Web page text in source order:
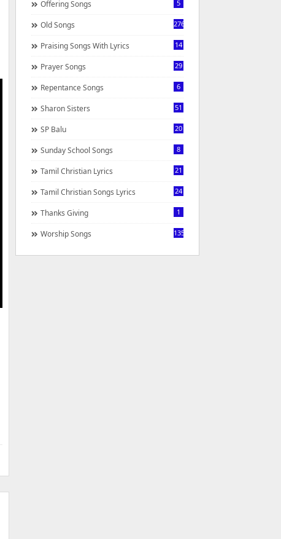
Offering Songs 5
Old Songs 276
Praising Songs With Lyrics 14
Prayer Songs 29
Repentance Songs 6
Sharon Sisters 51
SP Balu 20
Sunday School Songs 8
Tamil Christian Lyrics 21
Tamil Christian Songs Lyrics 24
Thanks Giving 1
Worship Songs 1350